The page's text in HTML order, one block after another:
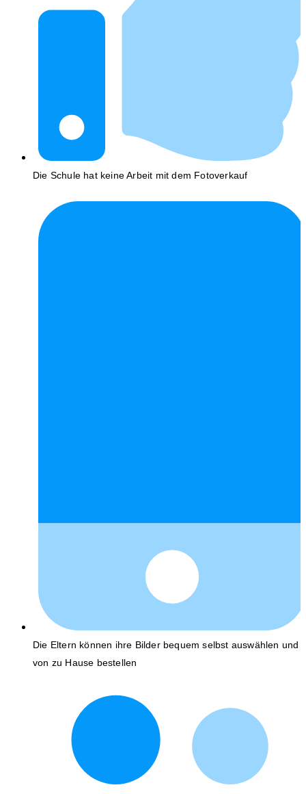
Die Schule hat keine Arbeit mit dem Fotoverkauf
Die Eltern können ihre Bilder bequem selbst auswählen und
von zu Hause bestellen